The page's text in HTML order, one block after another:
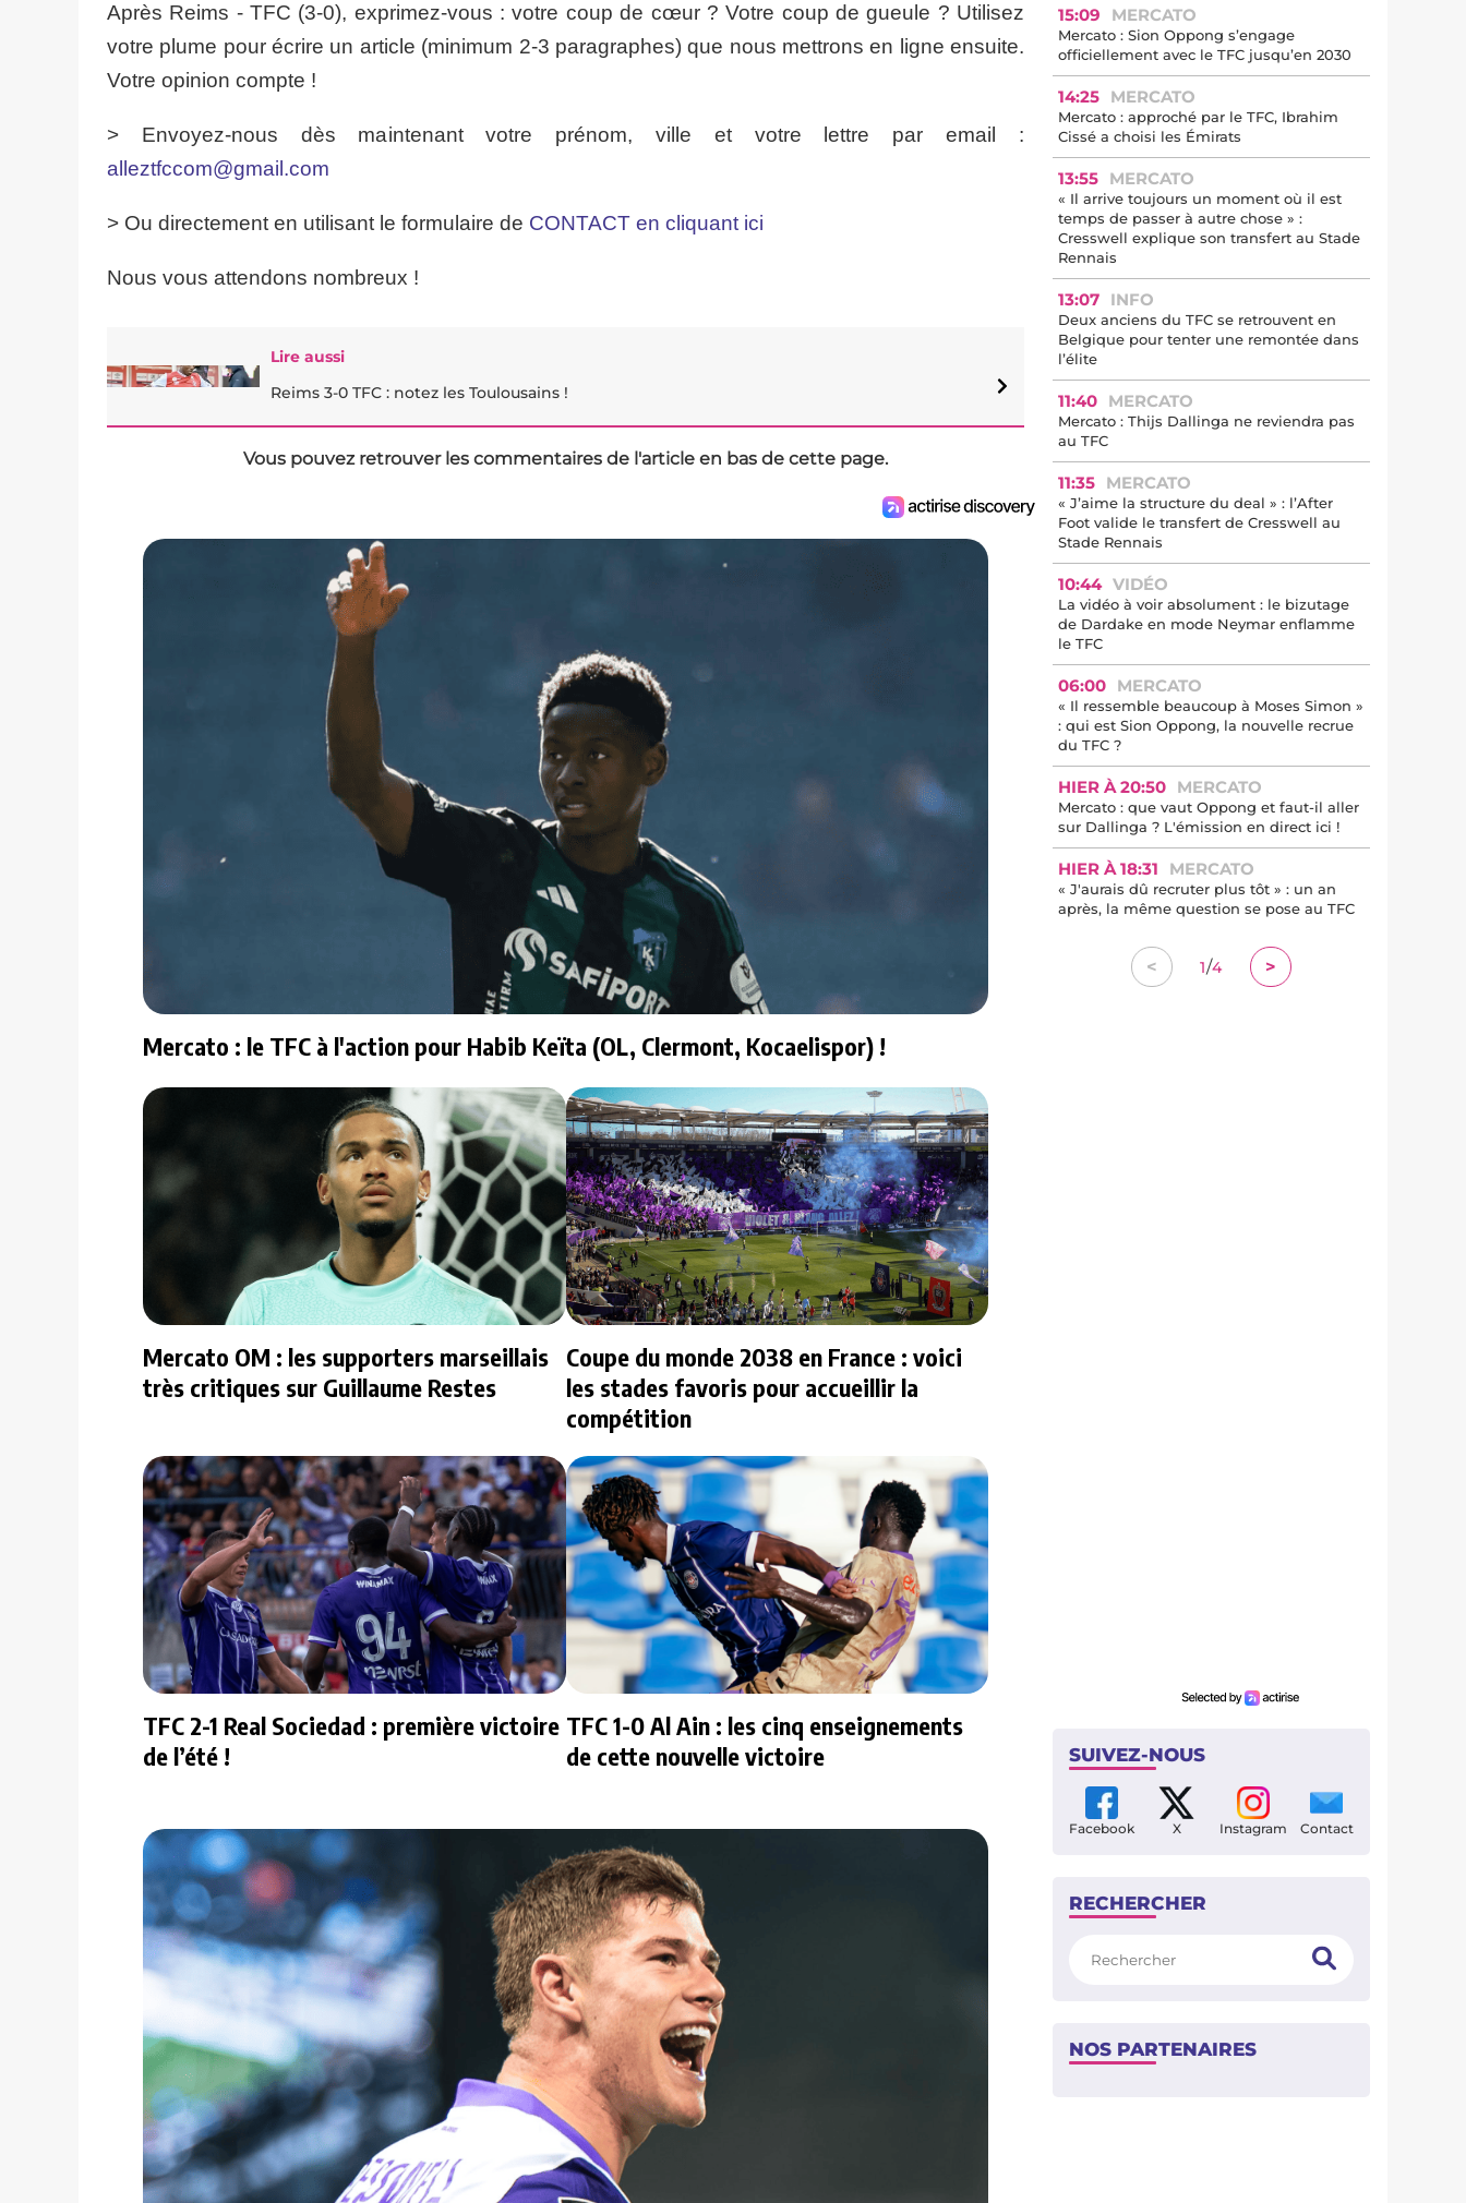
Après Reims - TFC (3-0), exprimez-vous : votre coup de cœur ? Votre coup de gueule ? Utilisez
votre plume pour écrire un article (minimum 2-3 paragraphes) que nous mettrons en ligne ensuite.
Votre opinion compte !
> Envoyez-nous dès maintenant votre prénom, ville et votre lettre par email :
alleztfccom@gmail.com
> Ou directement en utilisant le formulaire de CONTACT en cliquant ici
Nous vous attendons nombreux !
Lire aussi
Reims 3-0 TFC : notez les Toulousains !
Vous pouvez retrouver les commentaires de l'article en bas de cette page.
Mercato : le TFC à l'action pour Habib Keïta (OL, Clermont, Kocaelispor) !
Mercato OM : les supporters marseillais
très critiques sur Guillaume Restes
Coupe du monde 2038 en France : voici
les stades favoris pour accueillir la
compétition
TFC 2-1 Real Sociedad : première victoire
de l’été !
TFC 1-0 Al Ain : les cinq enseignements
de cette nouvelle victoire
15:09 MERCATO
Mercato : Sion Oppong s’engage
officiellement avec le TFC jusqu’en 2030
14:25 MERCATO
Mercato : approché par le TFC, Ibrahim
Cissé a choisi les Émirats
13:55 MERCATO
« Il arrive toujours un moment où il est
temps de passer à autre chose » :
Cresswell explique son transfert au Stade
Rennais
13:07 INFO
Deux anciens du TFC se retrouvent en
Belgique pour tenter une remontée dans
l’élite
11:40 MERCATO
Mercato : Thijs Dallinga ne reviendra pas
au TFC
11:35 MERCATO
« J’aime la structure du deal » : l’After
Foot valide le transfert de Cresswell au
Stade Rennais
10:44 VIDÉO
La vidéo à voir absolument : le bizutage
de Dardake en mode Neymar enflamme
le TFC
06:00 MERCATO
« Il ressemble beaucoup à Moses Simon »
: qui est Sion Oppong, la nouvelle recrue
du TFC ?
HIER À 20:50 MERCATO
Mercato : que vaut Oppong et faut-il aller
sur Dallinga ? L'émission en direct ici !
HIER À 18:31 MERCATO
« J'aurais dû recruter plus tôt » : un an
après, la même question se pose au TFC
< 1/4 >
SUIVEZ-NOUS
Facebook X Instagram Contact
RECHERCHER
NOS PARTENAIRES